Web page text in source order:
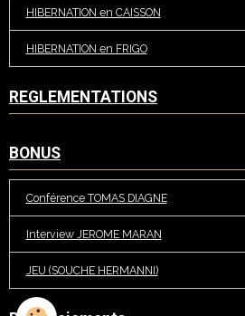
HIBERNATION en CAISSON
HIBERNATION en FRIGO
REGLEMENTATIONS
BONUS
Conférence TOMAS DIAGNE
Interview JEROME MARAN
JEU (SOUCHE HERMANNI)